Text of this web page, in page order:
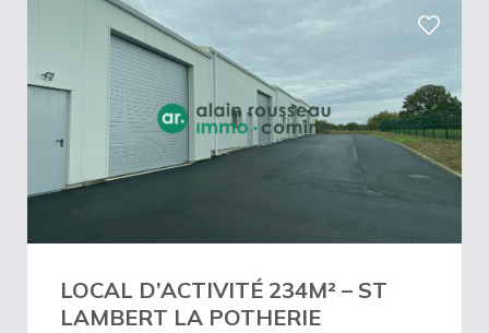
LOCAL D’ACTIVITÉ 234M² – ST
LAMBERT LA POTHERIE